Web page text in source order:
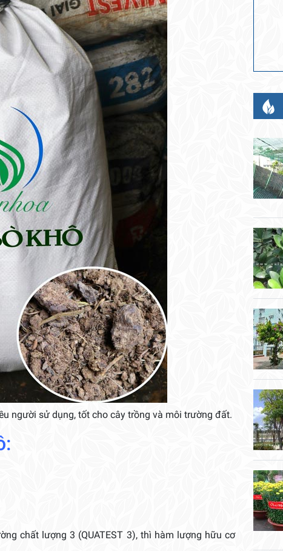
người sử dụng, tốt cho cây trồng và môi trường đất.
chất lượng 3 (QUATEST 3), thì hàm lượng hữu cơ